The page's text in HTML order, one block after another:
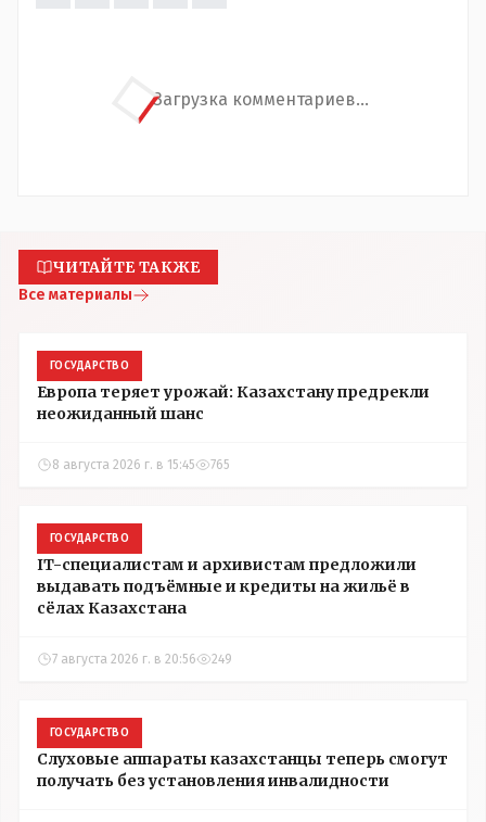
Загрузка комментариев...
ЧИТАЙТЕ ТАКЖЕ
Все материалы
ГОСУДАРСТВО
Европа теряет урожай: Казахстану предрекли
неожиданный шанс
8 августа 2026 г. в 15:45 765
ГОСУДАРСТВО
IT-специалистам и архивистам предложили
выдавать подъёмные и кредиты на жильё в
сёлах Казахстана
7 августа 2026 г. в 20:56 249
ГОСУДАРСТВО
Слуховые аппараты казахстанцы теперь смогут
получать без установления инвалидности